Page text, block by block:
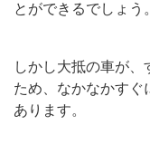
とができるでしょう。
しかし大抵の車が
ため、なかなかすぐ
あります。